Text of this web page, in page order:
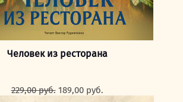
Человек из ресторана
229,00руб. Первоначальная
189,00 руб.